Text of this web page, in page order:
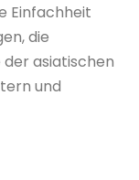
Einfachheit
die
asiatischen
und